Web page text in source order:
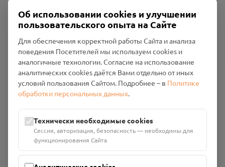
Политика конфиденциальности
Промо-материалы
Настройки cookies
Общество с ограниченной ответственностью «Смоленский
Проект Помним»
ИНН: 6700029207 ОГРН: 1256700001986
Юридический адрес: 216790, Смоленская область, р-н
Руднянский, г. Рудня, улица Западная, д. 26А, пом. 18
Номер счёта: 40702810901130004287 в АО "АЛЬФА-БАНК"
Об использовании cookies и улучшении
пользовательского опыта на Сайте
Для обеспечения корректной работы Сайта и анализа
поведения Посетителей мы используем cookies и
аналогичные технологии. Согласие на использование
аналитических cookies даётся Вами отдельно от иных
условий пользования Сайтом. Подробнее – в Политике
обработки персональных данных.
Технически необходимые cookies
Сессия, авторизация, безопасность — необходимы для
функционирования Сайта